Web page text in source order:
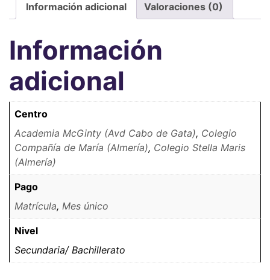
Información adicional Valoraciones (0)
Información
adicional
Centro
Academia McGinty (Avd Cabo de Gata), Colegio
Compañía de María (Almería), Colegio Stella Maris
(Almería)
Pago
Matrícula, Mes único
Nivel
Secundaria/ Bachillerato